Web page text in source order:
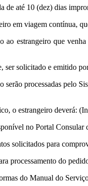
de até 10 (dez) dias
em viagem contínua,
ao estrangeiro que
ser solicitado e emitido
serão processadas pelo
o estrangeiro deverá:
no Portal
solicitados para
processamento do
do Manual do